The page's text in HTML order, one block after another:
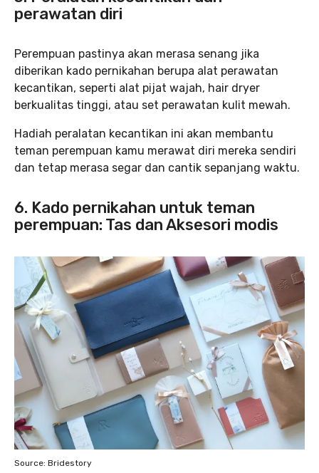
perawatan diri
Perempuan pastinya akan merasa senang jika
diberikan kado pernikahan berupa alat perawatan
kecantikan, seperti alat pijat wajah, hair dryer
berkualitas tinggi, atau set perawatan kulit mewah.
Hadiah peralatan kecantikan ini akan membantu
teman perempuan kamu merawat diri mereka sendiri
dan tetap merasa segar dan cantik sepanjang waktu.
6. Kado pernikahan untuk teman
perempuan: Tas dan Aksesori modis
Source: Bridestory